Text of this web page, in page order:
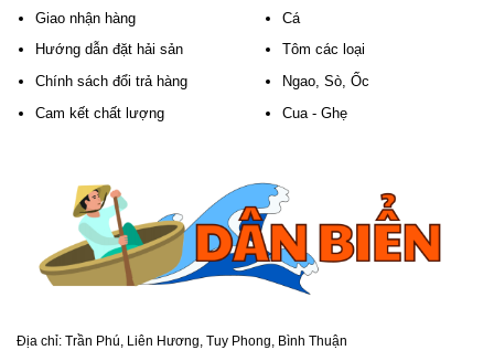
Giao nhận hàng
Hướng dẫn đặt hải sản
Chính sách đổi trả hàng
Cam kết chất lượng
Cá
Tôm các loại
Ngao, Sò, Ốc
Cua - Ghẹ
Địa chỉ: Trần Phú, Liên Hương, Tuy Phong, Bình Thuận